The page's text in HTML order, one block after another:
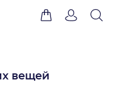
вещей